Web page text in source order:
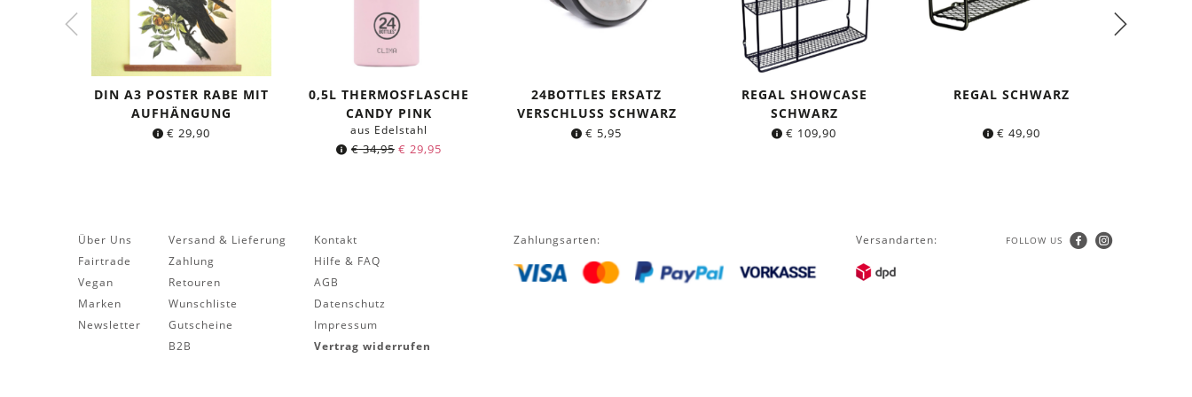
DIN A3 POSTER RABE MIT
AUFHÄNGUNG
€ 29,90
0,5L THERMOSFLASCHE
CANDY PINK
aus Edelstahl
€34,95 Ursprünglicher
€ 29,95Aktueller
24BOTTLES ERSATZ
VERSCHLUSS SCHWARZ
€ 5,95
REGAL SHOWCASE
SCHWARZ
€ 109,90
REGAL SCHWARZ
€ 49,90
Über Uns
Fairtrade
Vegan
Marken
Newsletter
Versand & Lieferung
Zahlung
Retouren
Wunschliste
Gutscheine
B2B
Kontakt
Hilfe & FAQ
AGB
Datenschutz
Impressum
Vertrag widerrufen
Zahlungsarten: Versandarten: FOLLOW US